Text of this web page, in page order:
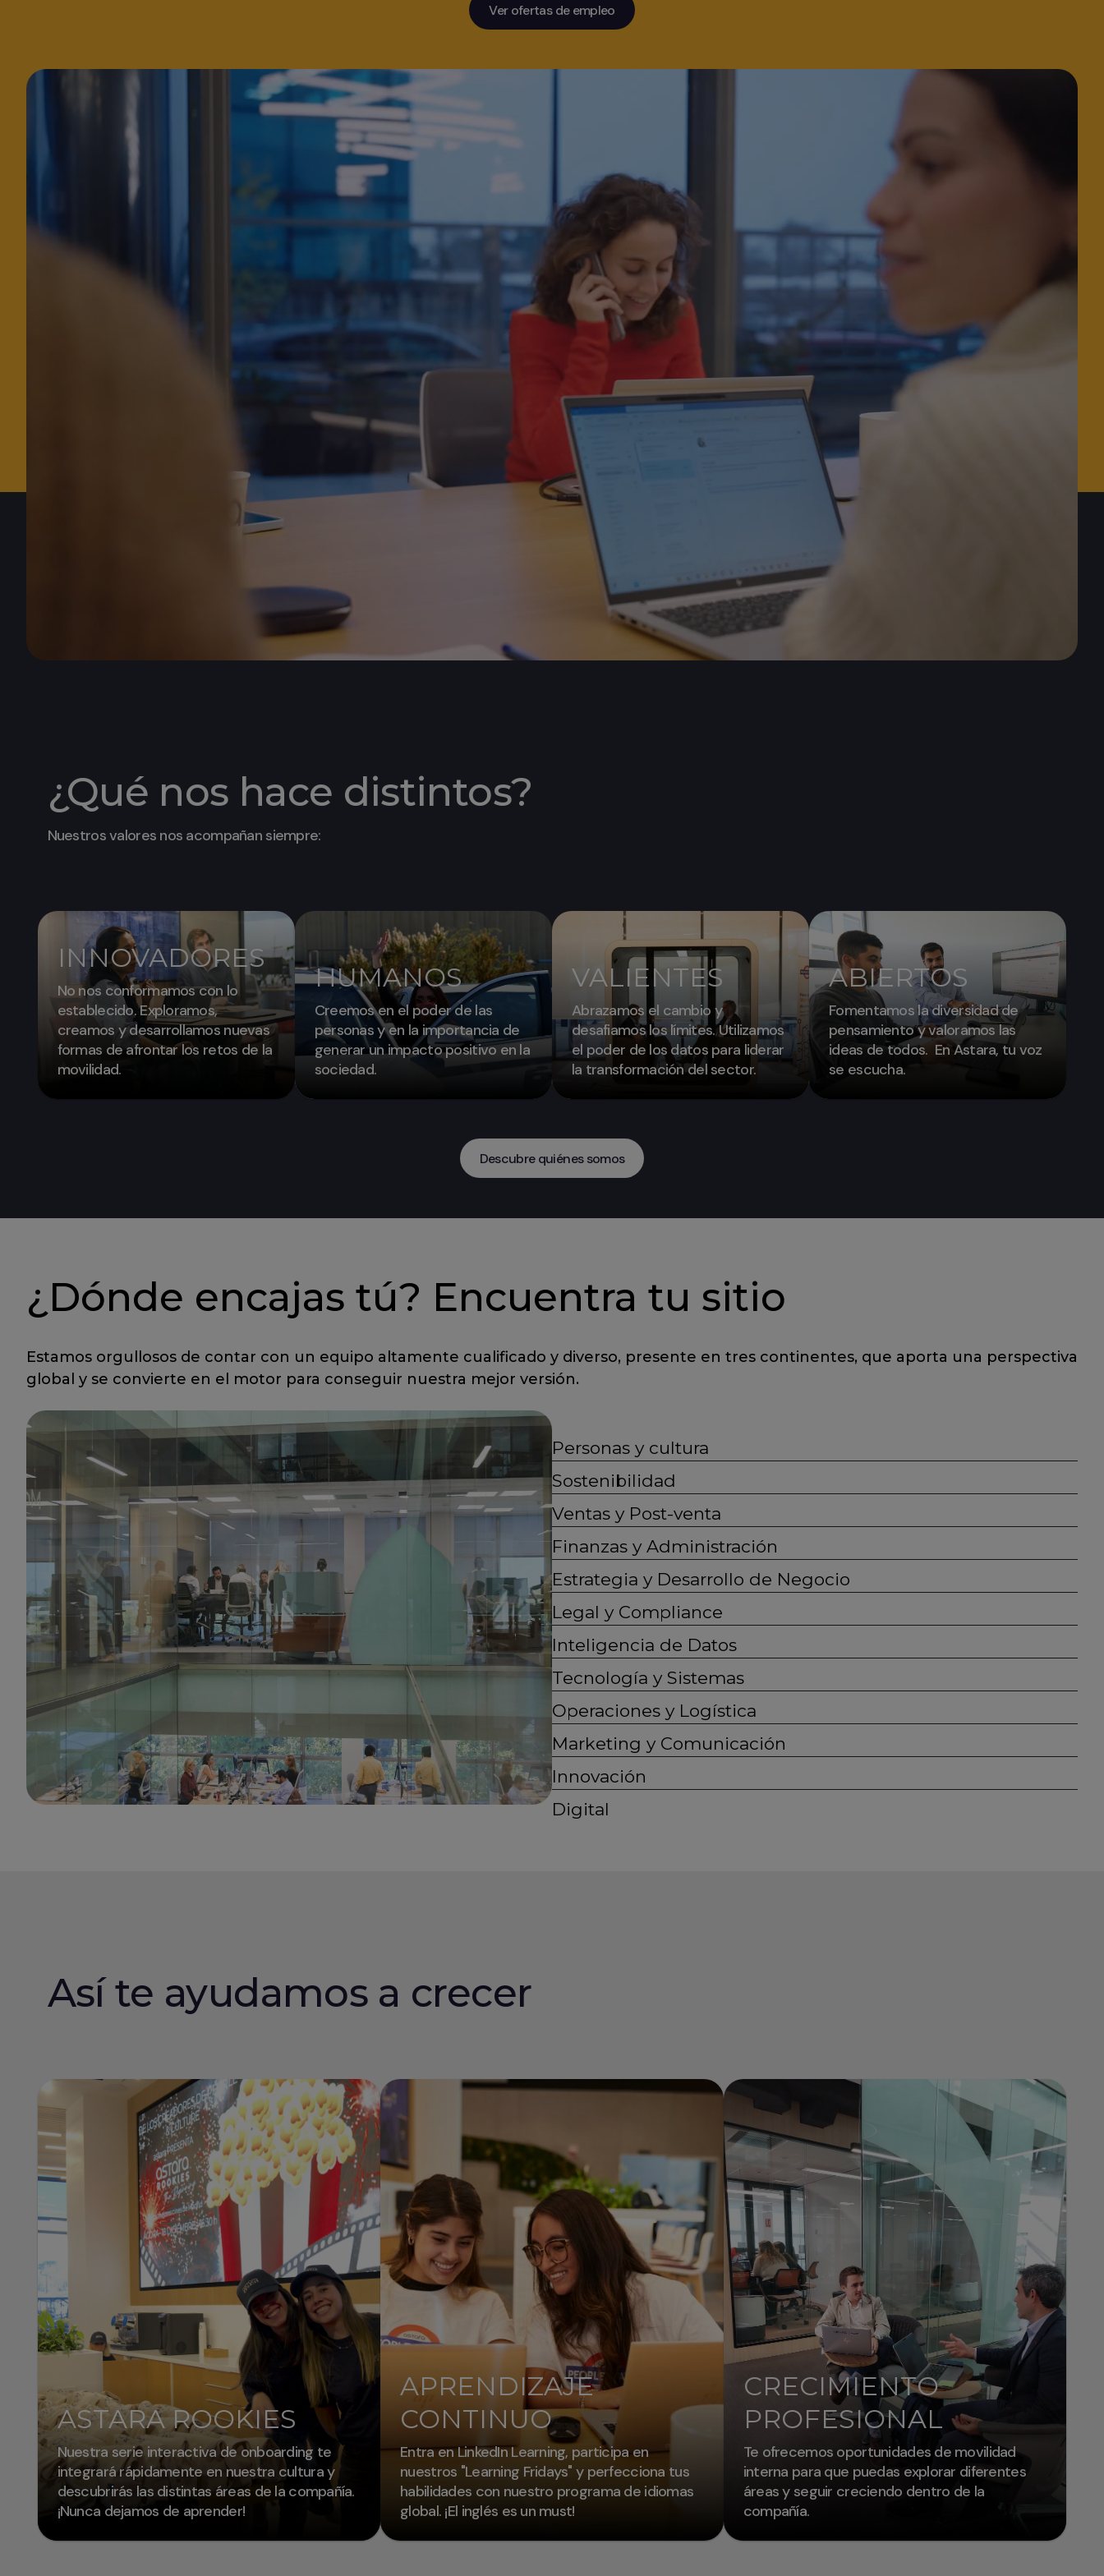
Ver ofertas de empleo
Archivo
¿Qué nos hace distintos?
Nuestros valores nos acompañan siempre:
INNOVADORES
No nos conformamos con lo
establecido. Exploramos,
creamos y desarrollamos nuevas
formas de afrontar los retos de la
movilidad.
HUMANOS
Creemos en el poder de las
personas y en la importancia de
generar un impacto positivo en la
sociedad.
VALIENTES
Abrazamos el cambio y
desafiamos los límites. Utilizamos
el poder de los datos para liderar
la transformación del sector.
ABIERTOS
Fomentamos la diversidad de
pensamiento y valoramos las
ideas de todos. En Astara, tu voz
se escucha.
Descubre quiénes somos
¿Dónde encajas tú? Encuentra tu sitio
Estamos orgullosos de contar con un equipo altamente cualificado y diverso, presente en tres continentes, que aporta una perspectiva
global y se convierte en el motor para conseguir nuestra mejor versión.
Personas y cultura
Sostenibilidad
Ventas y Post-venta
Finanzas y Administración
Estrategia y Desarrollo de Negocio
Legal y Compliance
Inteligencia de Datos
Tecnología y Sistemas
Operaciones y Logística
Marketing y Comunicación
Innovación
Digital
Así te ayudamos a crecer
ASTARA ROOKIES
Nuestra serie interactiva de onboarding te
integrará rápidamente en nuestra cultura y
descubrirás las distintas áreas de la compañía.
¡Nunca dejamos de aprender!
APRENDIZAJE
CONTINUO
Entra en LinkedIn Learning, participa en
nuestros "Learning Fridays" y perfecciona tus
habilidades con nuestro programa de idiomas
global. ¡El inglés es un must!
CRECIMIENTO
PROFESIONAL
Te ofrecemos oportunidades de movilidad
interna para que puedas explorar diferentes
áreas y seguir creciendo dentro de la
compañía.